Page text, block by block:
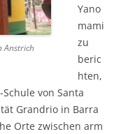
Anstrich
Yano
mami
zu
beric
hten,
von Santa
Grandrio in Barra
Orte zwischen arm